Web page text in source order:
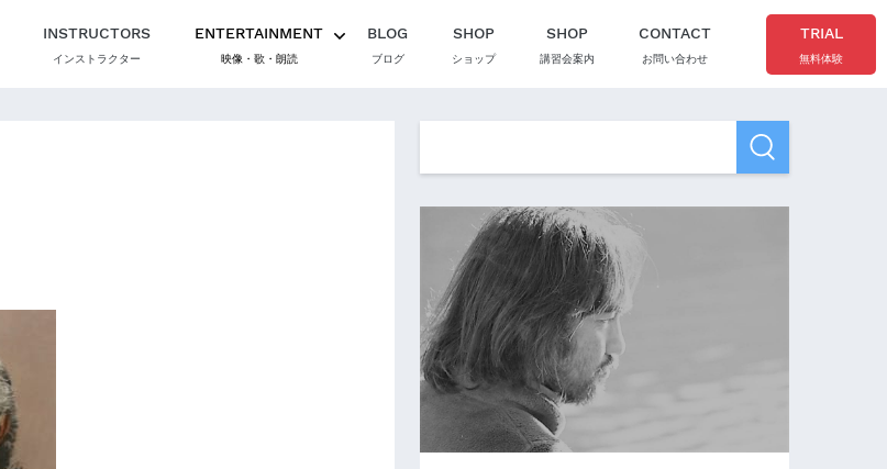
INSTRUCTORS
インストラクター
ENTERTAINMENT
映像・歌・朗読
BLOG
ブログ
SHOP
ショップ
SHOP
講習会案内
CONTACT
お問い合わせ
TRIAL
無料体験